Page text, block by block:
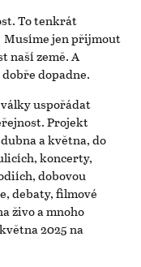
To tenkrát
Musíme jen přijmout
naší země. A
dopadne.
uspořádat
Projekt
a května, do
koncerty,
dobovou
debaty, filmové
živo a mnoho
2025 na